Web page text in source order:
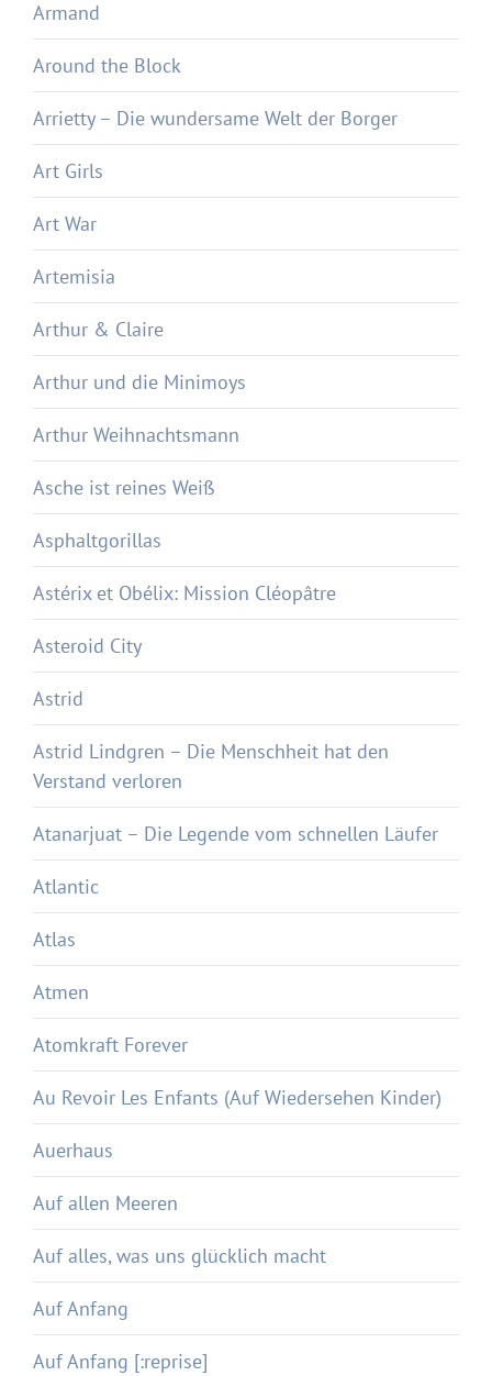
Armand
Around the Block
Arrietty – Die wundersame Welt der Borger
Art Girls
Art War
Artemisia
Arthur & Claire
Arthur und die Minimoys
Arthur Weihnachtsmann
Asche ist reines Weiß
Asphaltgorillas
Astérix et Obélix: Mission Cléopâtre
Asteroid City
Astrid
Astrid Lindgren – Die Menschheit hat den
Verstand verloren
Atanarjuat – Die Legende vom schnellen Läufer
Atlantic
Atlas
Atmen
Atomkraft Forever
Au Revoir Les Enfants (Auf Wiedersehen Kinder)
Auerhaus
Auf allen Meeren
Auf alles, was uns glücklich macht
Auf Anfang
Auf Anfang [:reprise]